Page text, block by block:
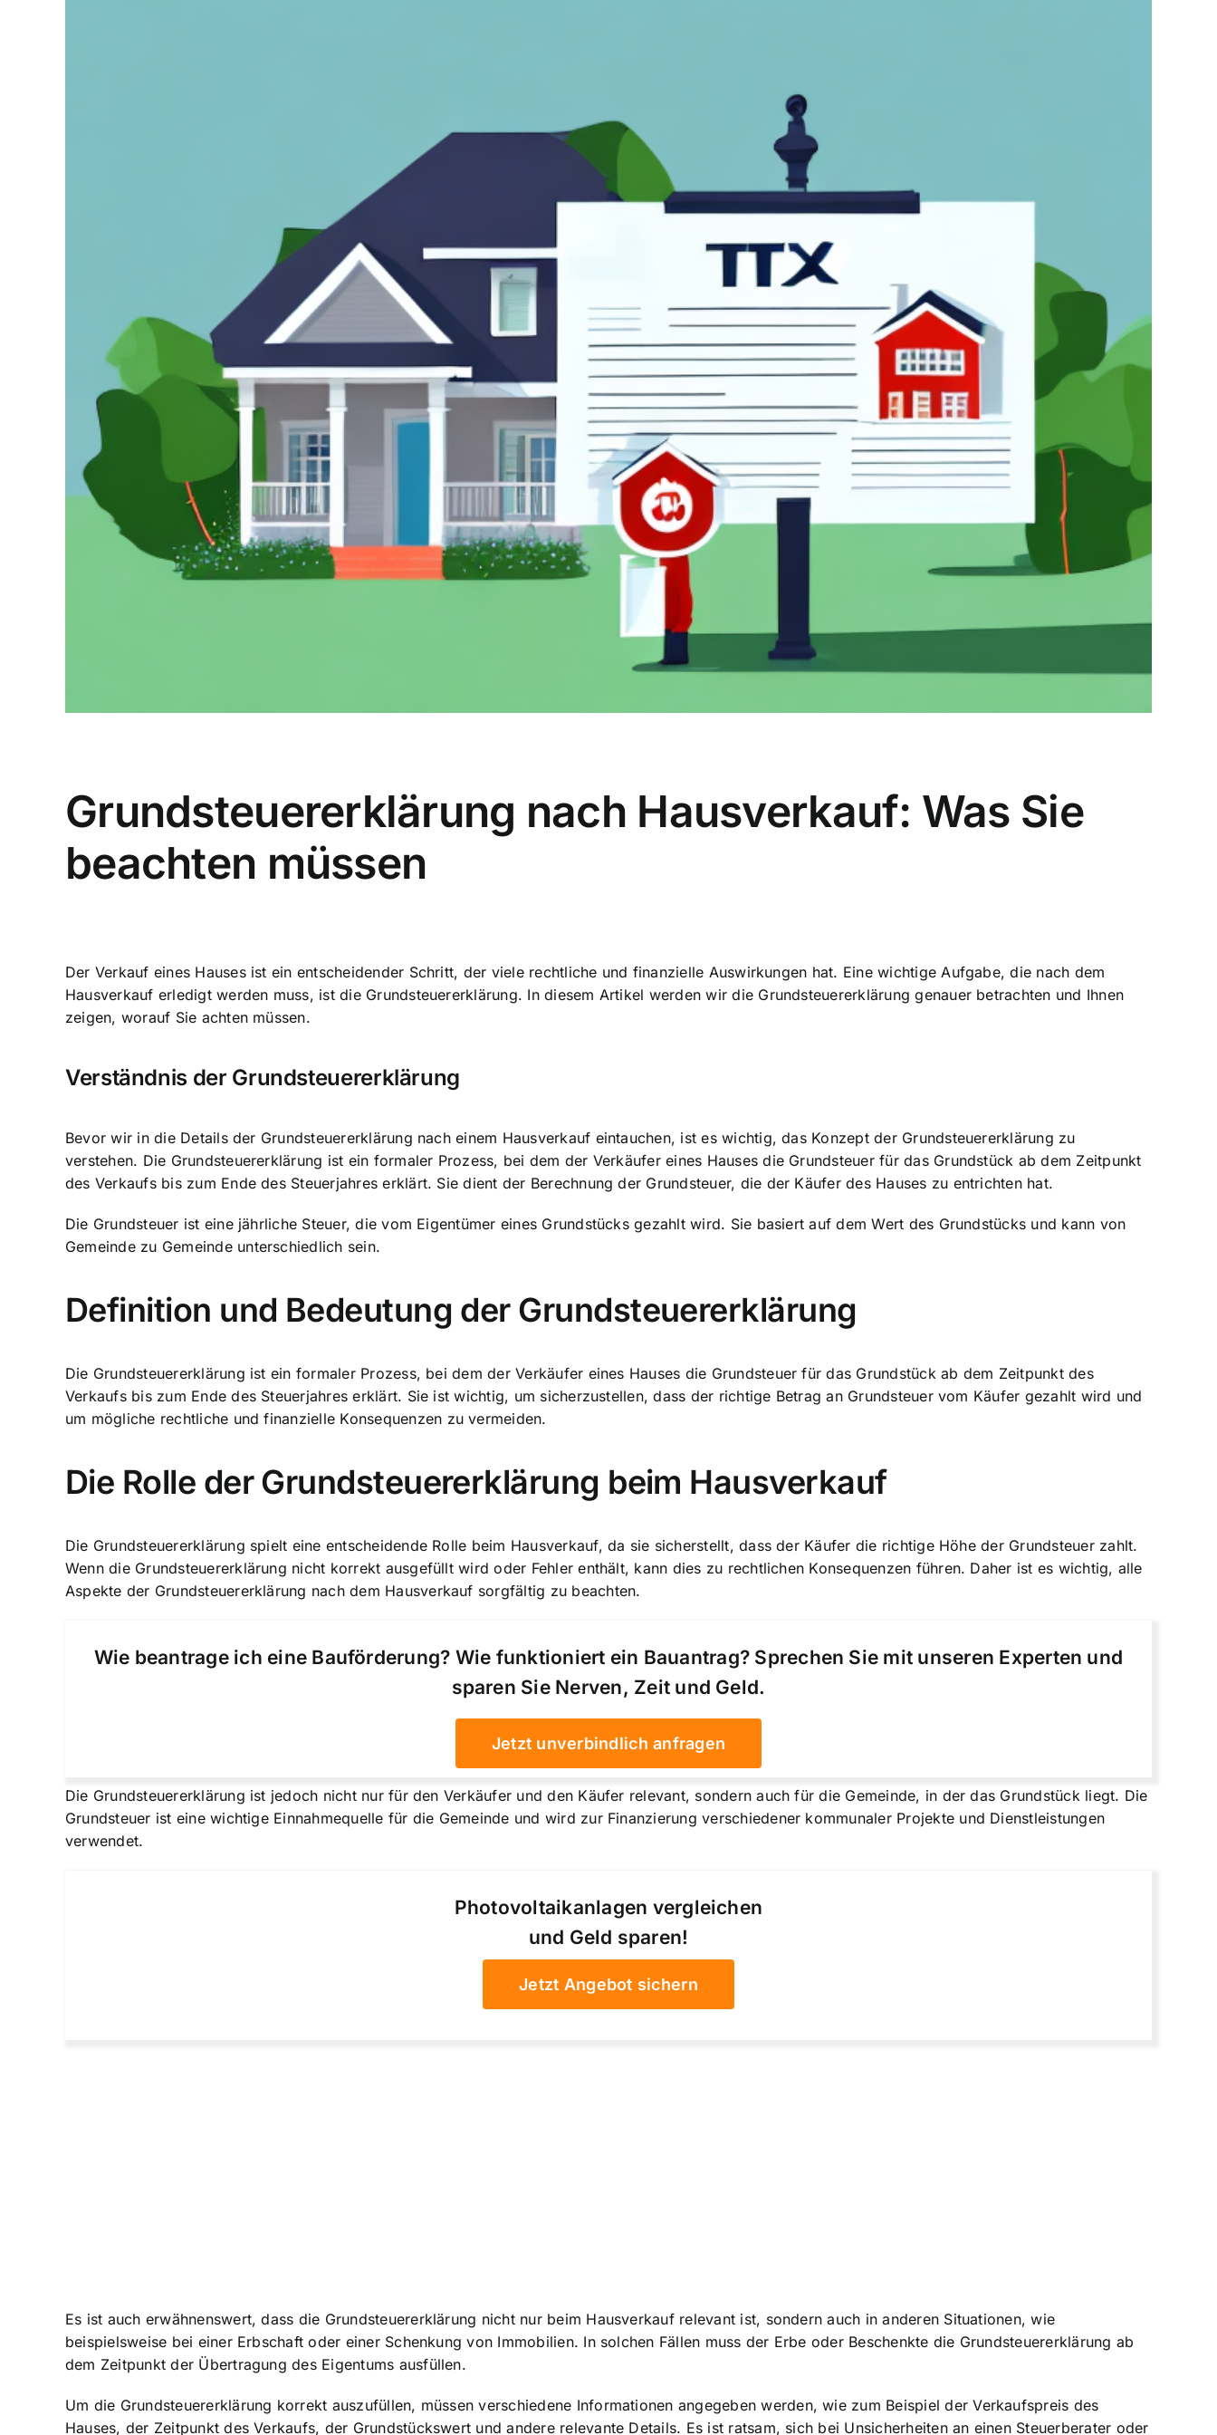
Grundsteuererklärung nach Hausverkauf: Was Sie
beachten müssen
Der Verkauf eines Hauses ist ein entscheidender Schritt, der viele rechtliche und finanzielle Auswirkungen hat. Eine wichtige Aufgabe, die nach dem
Hausverkauf erledigt werden muss, ist die Grundsteuererklärung. In diesem Artikel werden wir die Grundsteuererklärung genauer betrachten und Ihnen
zeigen, worauf Sie achten müssen.
Verständnis der Grundsteuererklärung
Bevor wir in die Details der Grundsteuererklärung nach einem Hausverkauf eintauchen, ist es wichtig, das Konzept der Grundsteuererklärung zu
verstehen. Die Grundsteuererklärung ist ein formaler Prozess, bei dem der Verkäufer eines Hauses die Grundsteuer für das Grundstück ab dem Zeitpunkt
des Verkaufs bis zum Ende des Steuerjahres erklärt. Sie dient der Berechnung der Grundsteuer, die der Käufer des Hauses zu entrichten hat.
Die Grundsteuer ist eine jährliche Steuer, die vom Eigentümer eines Grundstücks gezahlt wird. Sie basiert auf demWert des Grundstücks und kann von
Gemeinde zu Gemeinde unterschiedlich sein.
Definition und Bedeutung der Grundsteuererklärung
Die Grundsteuererklärung ist ein formaler Prozess, bei dem der Verkäufer eines Hauses die Grundsteuer für das Grundstück ab dem Zeitpunkt des
Verkaufs bis zum Ende des Steuerjahres erklärt. Sie ist wichtig, um sicherzustellen, dass der richtige Betrag an Grundsteuer vom Käufer gezahlt wird und
um mögliche rechtliche und finanzielle Konsequenzen zu vermeiden.
Die Rolle der Grundsteuererklärung beim Hausverkauf
Die Grundsteuererklärung spielt eine entscheidende Rolle beim Hausverkauf, da sie sicherstellt, dass der Käufer die richtige Höhe der Grundsteuer zahlt.
Wenn die Grundsteuererklärung nicht korrekt ausgefüllt wird oder Fehler enthält, kann dies zu rechtlichen Konsequenzen führen. Daher ist es wichtig, alle
Aspekte der Grundsteuererklärung nach dem Hausverkauf sorgfältig zu beachten.
Wie beantrage ich eine Bauförderung? Wie funktioniert ein Bauantrag? Sprechen Sie mit unseren Experten und
sparen Sie Nerven, Zeit und Geld.
Jetzt unverbindlich anfragen
Die Grundsteuererklärung ist jedoch nicht nur für den Verkäufer und den Käufer relevant, sondern auch für die Gemeinde, in der das Grundstück liegt. Die
Grundsteuer ist eine wichtige Einnahmequelle für die Gemeinde und wird zur Finanzierung verschiedener kommunaler Projekte und Dienstleistungen
verwendet.
Photovoltaikanlagen vergleichen
und Geld sparen!
Jetzt Angebot sichern
Es ist auch erwähnenswert, dass die Grundsteuererklärung nicht nur beim Hausverkauf relevant ist, sondern auch in anderen Situationen, wie
beispielsweise bei einer Erbschaft oder einer Schenkung von Immobilien. In solchen Fällen muss der Erbe oder Beschenkte die Grundsteuererklärung ab
dem Zeitpunkt der Übertragung des Eigentums ausfüllen.
Um die Grundsteuererklärung korrekt auszufüllen, müssen verschiedene Informationen angegeben werden, wie zum Beispiel derVerkaufspreis des
Hauses, der Zeitpunkt des Verkaufs, der Grundstückswert und andere relevante Details. Es ist ratsam, sich bei Unsicherheiten an einen Steuerberater oder